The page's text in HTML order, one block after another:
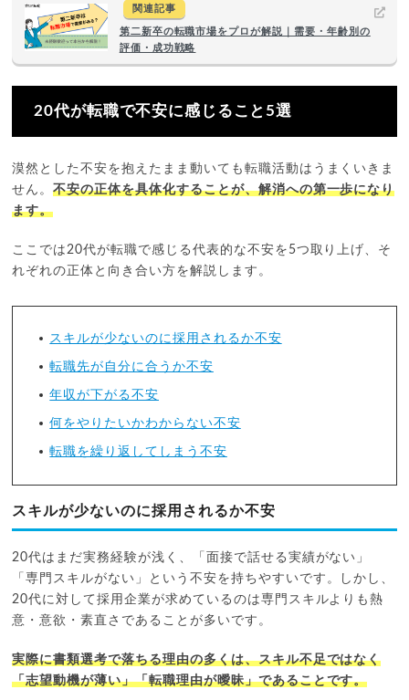
関連記事
第二新卒の転職市場をプロが解説｜需要・年齢別の
評価・成功戦略
20代が転職で不安に感じること5選
漠然とした不安を抱えたまま動いても転職活動はうまくいきま
せん。不安の正体を具体化することが、解消への第一歩になり
ます。
ここでは20代が転職で感じる代表的な不安を5つ取り上げ、そ
れぞれの正体と向き合い方を解説します。
スキルが少ないのに採用されるか不安
転職先が自分に合うか不安
年収が下がる不安
何をやりたいかわからない不安
転職を繰り返してしまう不安
スキルが少ないのに採用されるか不安
20代はまだ実務経験が浅く、「面接で話せる実績がない」
「専門スキルがない」という不安を持ちやすいです。しかし、
20代に対して採用企業が求めているのは専門スキルよりも熱
意・意欲・素直さであることが多いです。
実際に書類選考で落ちる理由の多くは、スキル不足ではなく
「志望動機が薄い」「転職理由が曖昧」であることです。